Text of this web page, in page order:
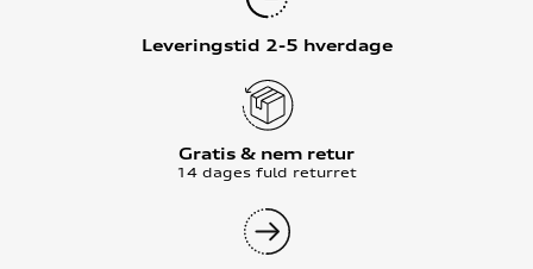
Leveringstid 2-5 hverdage
Gratis & nem retur
14 dages fuld returret